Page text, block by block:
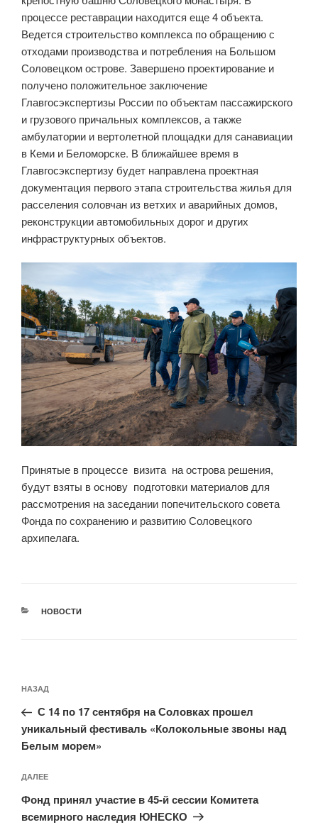
процессе реставрации находится еще 4 объекта.
Ведется строительство комплекса по обращению с
отходами производства и потребления на Большом
Соловецком острове. Завершено проектирование и
получено положительное заключение
Главгосэкспертизы России по объектам пассажирского
и грузового причальных комплексов, а также
амбулатории и вертолетной площадки для санавиации
в Кеми и Беломорске. В ближайшее время в
Главгосэкспертизу будет направлена проектная
документация первого этапа строительства жилья для
расселения соловчан из ветхих и аварийных домов,
реконструкции автомобильных дорог и других
инфраструктурных объектов.
Принятые в процессе визита на острова решения,
будут взяты в основу подготовки материалов для
рассмотрения на заседании попечительского совета
Фонда по сохранению и развитию Соловецкого
архипелага.
РУБРИКИ
НОВОСТИ
по
записям
Предыдущая
запись:
НАЗАД
С 14 по 17 сентября на Соловках прошел
уникальный фестиваль «Колокольные звоны над
Белым морем»
Следующая
запись
ДАЛЕЕ
Фонд принял участие в 45-й сессии Комитета
всемирного наследия ЮНЕСКО